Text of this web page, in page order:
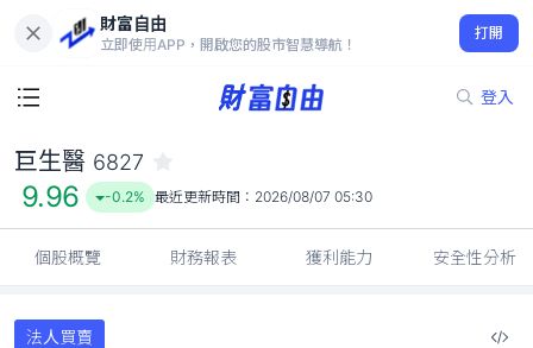
財富自由
立即使用APP，開啟您的股市智慧導航！
打開
登入
9.96
-0.2%
巨生醫 6827
9.96 -0.2% 最近更新時間： 2026/08/07 05:30
個股概覽 財務報表 獲利能力 安全性分析
法人買賣